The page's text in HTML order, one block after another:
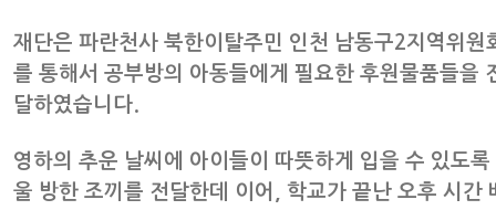
재단은 파란천사 북한이탈주민 인천 남동구2지역위원
를 통해서 공부방의 아동들에게 필요한 후원물품들을
달하였습니다.
영하의 추운 날씨에 아이들이 따뜻하게 입을 수 있도록
울 방한 조끼를 전달한데 이어, 학교가 끝난 오후 시간